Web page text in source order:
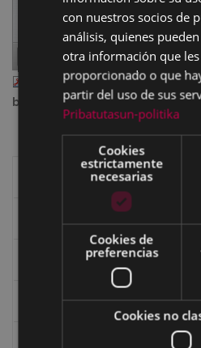
Page 1
eibar_108_84.pdf— PDF
bytes)
Libros de Eibar
Goi Argi
con nuestros socios de
análisis, quienes
otra información que
proporcionado o que
partir del uso de sus
Pribatutasun-politika
Cookies
estrictamente
necesarias
Cookies de
preferencias
Cookies no